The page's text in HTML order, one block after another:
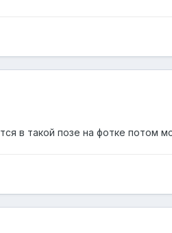
в такой позе на фотке потом